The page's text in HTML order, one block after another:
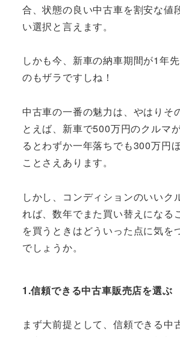
合、状態の良い中古車を割安な値
い選択と言えます。
しかも今、新車の納車期間が1年
のもザラですしね！
中古車の一番の魅力は、やはりそ
とえば、新車で500万円のクルマ
るとわずか一年落ちでも300万円
ことさえあります。
しかし、コンディションのいいク
れば、数年でまた買い替えになる
を買うときはどういった点に気を
でしょうか。
1.信頼できる中古車販売店を選ぶ
まず大前提として、信頼できる中